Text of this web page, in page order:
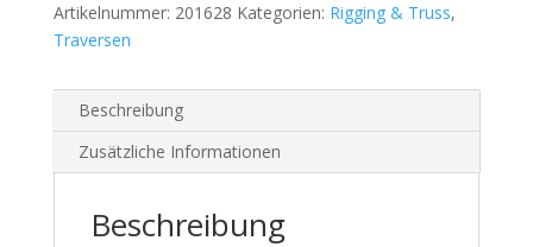
Artikelnummer: 201628 Kategorien: Rigging & Truss,
Traversen
Beschreibung
Zusätzliche Informationen
Beschreibung